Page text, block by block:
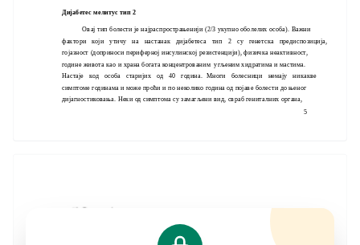
5
Дијабетес мелитус тип 2
Овај тип болести је најраспрострањенији (2/3 укупно оболелих особа). Важни
фактори који утичу на настанак дијабетеса тип 2 су генетска предиспозиција,
гојазност (доприноси периферној инсулинској резистенцији), физичка неактивност,
године живота као и храна богата концентрованим угљеним хидратима и мастима.
Настаје код особа старијих од 40 година. Многи болесници немају никакве
симптоме годинама и може проћи и по неколико година од појаве болести до њеног
дијагностиковања. Неки од симптома су замагљени вид, свраб гениталних органа,